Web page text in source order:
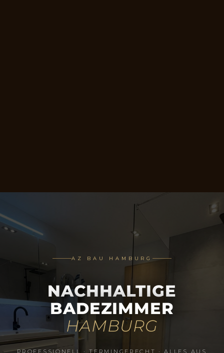
AZ BAU HAMBURG
NACHHALTIGE
BADEZIMMER
HAMBURG
PROFESSIONELL · TERMINGERECHT · ALLES AUS